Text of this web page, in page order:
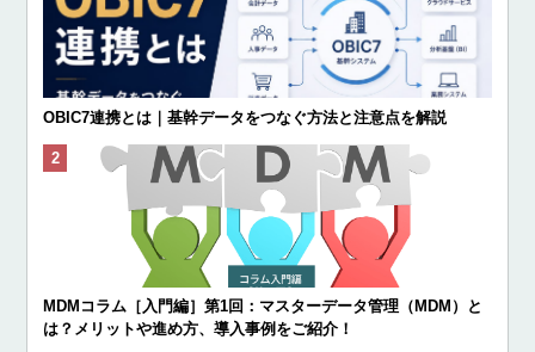
OBIC7連携とは｜基幹データをつなぐ方法と注意点を解説
MDMコラム［入門編］第1回：マスターデータ管理（MDM）と
は？メリットや進め方、導入事例をご紹介！